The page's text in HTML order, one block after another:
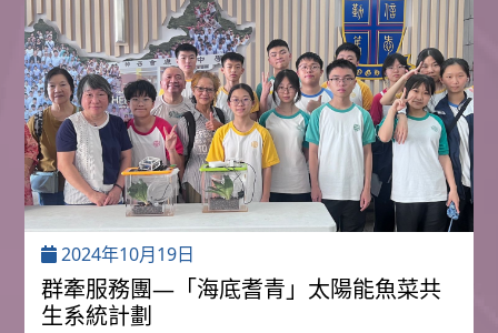
2024年10月19日
群牽服務團—「海底耆青」太陽能魚菜共
生系統計劃